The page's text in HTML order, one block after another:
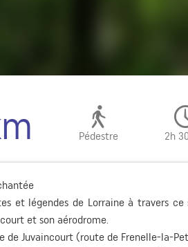
Pédestre 2h
et légendes de Lorraine à travers
et son aérodrome.
de Juvaincourt (route de Frenelle-la-